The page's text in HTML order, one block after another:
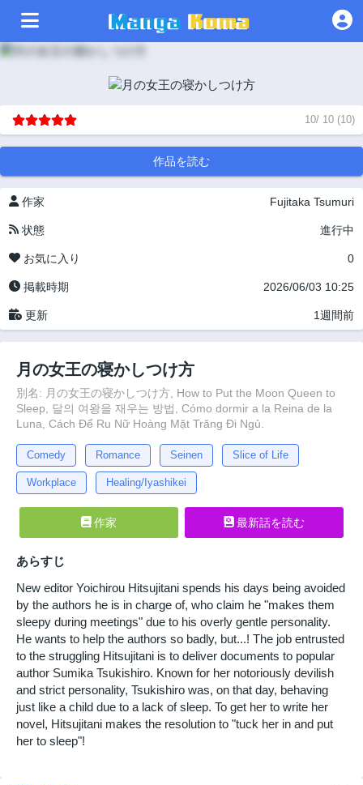
10/ 10 (10)
作品を読む
作家 Fujitaka Tsumuri
状態 進行中
お気に入り 0
掲載時期 2026/06/03 10:25
更新 1週間前
月の女王の寝かしつけ方
別名: 月の女王の寝かしつけ方, How to Put the Moon Queen to
Sleep, 달의 여왕을 재우는 방법, Cómo dormir a la Reina de la
Luna, Cách Để Ru Nữ Hoàng Mặt Trăng Đi Ngủ.
Comedy Romance Seinen Slice of Life
Workplace Healing/Iyashikei
作家 最新話を読む
あらすじ
New editor Yoichirou Hitsujitani spends his days being avoided
by the authors he is in charge of, who claim he "makes them
sleepy during meetings" due to his overly gentle personality.
He wants to help the authors so badly, but...! The job entrusted
to the struggling Hitsujitani is to deliver documents to popular
author Sumika Tsukishiro. Known for her notoriously devilish
and strict personality, Tsukishiro was, on that day, behaving
just like a child due to a lack of sleep. To get her to write her
novel, Hitsujitani makes the resolution to "tuck her in and put
her to sleep"!